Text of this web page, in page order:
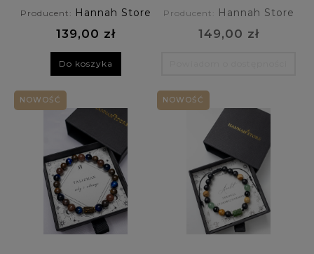
księżycowym
Producent: Hannah Store
139,00 zł
Do koszyka
awenturynu
Producent: Hannah Store
149,00 zł
NOWOŚĆ NOWOŚĆ